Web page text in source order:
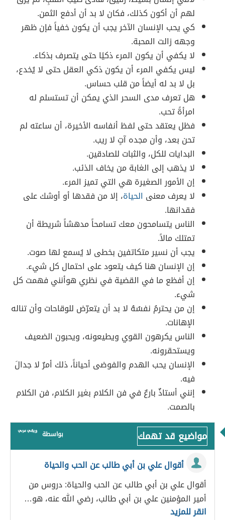
لهم أن أكون كذلك، فكان لا بد أن أدفع الثمن.
كي يحب الإنسان الآخر يجب أن يكون خفياً فإن ظهر
وجهه زالت المحبة.
لا يكفي أن يكون المرء ذكيًا حتى يتصرف بذكاء.
ليس يكفي المرء أن يكون ذكي العقل حتى لا يُخدع،
بل لا بد له أيضاً من قلب حساس.
هل تعرف مدى السحر الذي يمكن أن تستسلم له
امرأةً تحب.
فظل يعتقد حتى لفظ أنفاسه الأخيرة، أن ساعته لم
تحن بعد، وأن مجده آتٍ لا ريب.
البدايات للكل، والثبات للصادقين.
لا يذهب إلى الغابة من يخاف الذئب.
إن الأمور الصغيرة هي التي تميز المرء.
لا يعرف معنى الحياة، إلا من فقدها أو أوشك على
فقدانها.
الناس يتسامحون معك تسامحاً مدهشاً شريطة أن
تمتلك مالاً.
يجب أن نسير متكاتفين بخطى لا يُسمع لها صوت.
إن الإنسان هنا كيف يتعود على احتمال كل شيء.
إن أفظع ما في القضية في نظري هوأنني فهمت كل
شيء.
إن من يحترمُ نفسُهُ لا بد أن يتعرّض للوقاحات وأن تناله
الإهانات.
الناس يكرهون القوي ويطيعونه، ويحبون الضعيف
ويستحقرونه.
الإنسان يحب الهدم والفوضى أحياناً، ذلك أمرٌ لا جدالَ
فيه.
إنني أستاذٌ بارعٌ في فن الكلام بغير الكلام، فن الكلام
بالصمت.
مواضيع قد تهمك بواسطة
أقوال علي بن أبي طالب عن الحب والحياة
أقوال علي بن أبي طالب عن الحب والحياة: دروس من
أمير المؤمنين علي بن أبي طالب، رضي الله عنه، هو…
انقر للمزيد